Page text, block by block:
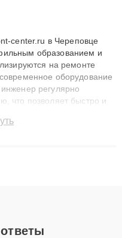
center.ru в Череповце
образованием и
на ремонте
оборудование
регулярно
что позволяет быстро и
мастера решают